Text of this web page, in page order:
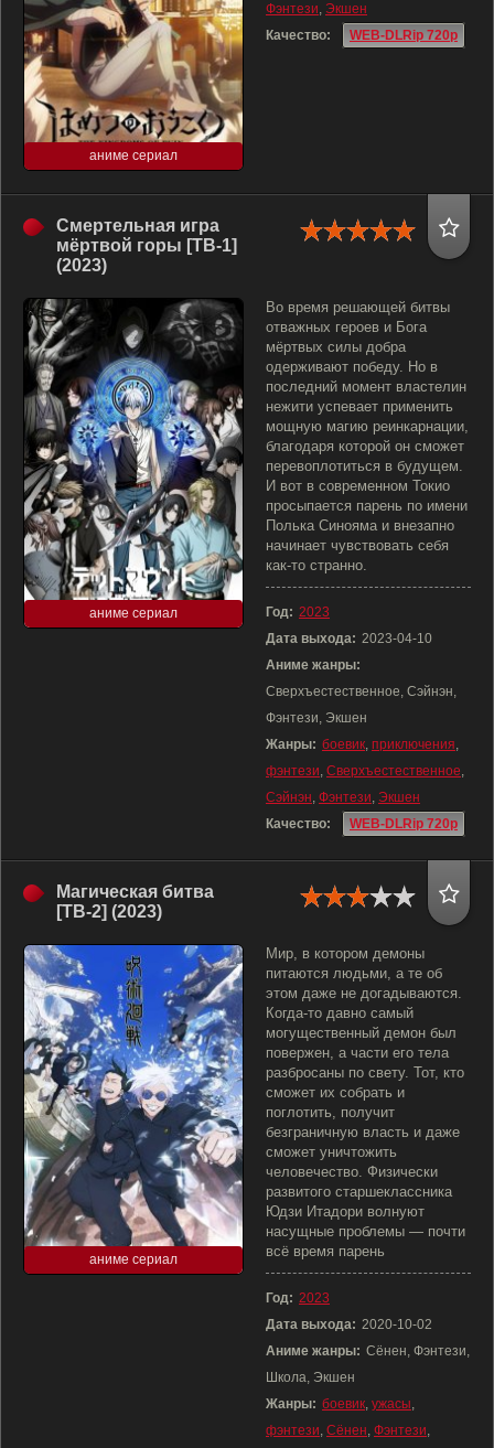
аниме сериал
Фэнтези, Экшен
Качество:
WEB-DLRip 720p
Смертельная игра
мёртвой горы [ТВ-1]
(2023)
аниме сериал
Во время решающей битвы
отважных героев и Бога
мёртвых силы добра
одерживают победу. Но в
последний момент властелин
нежити успевает применить
мощную магию реинкарнации,
благодаря которой он сможет
перевоплотиться в будущем.
И вот в современном Токио
просыпается парень по имени
Полька Синояма и внезапно
начинает чувствовать себя
как-то странно.
Год: 2023
Дата выхода: 2023-04-10
Аниме жанры:
Сверхъестественное, Сэйнэн,
Фэнтези, Экшен
Жанры: боевик, приключения,
фэнтези, Сверхъестественное,
Сэйнэн, Фэнтези, Экшен
Качество:
WEB-DLRip 720p
Магическая битва
[ТВ-2] (2023)
аниме сериал
Мир, в котором демоны
питаются людьми, а те об
этом даже не догадываются.
Когда-то давно самый
могущественный демон был
повержен, а части его тела
разбросаны по свету. Тот, кто
сможет их собрать и
поглотить, получит
безграничную власть и даже
сможет уничтожить
человечество. Физически
развитого старшеклассника
Юдзи Итадори волнуют
насущные проблемы — почти
всё время парень
Год: 2023
Дата выхода: 2020-10-02
Аниме жанры: Сёнен, Фэнтези,
Школа, Экшен
Жанры: боевик, ужасы,
фэнтези, Сёнен, Фэнтези,